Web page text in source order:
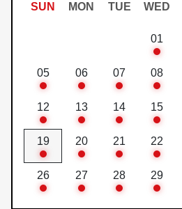
SUN MON TUE WED
01
05 06 07 08
12 13 14 15
19 20 21 22
26 27 28 29